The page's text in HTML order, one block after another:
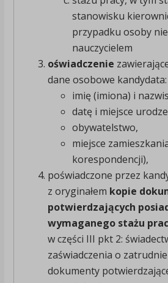
stanowisku
przypadku osoby
nauczycielem
oświadczenie
dane osobowe kandydata:
imię (imiona) i
datę i miejsce
obywatelstwo,
miejsce
korespondencji),
poświadczone przez
z oryginałem kopie
potwierdzających
wymaganego stażu
w części III pkt 2:
zaświadczenia o
dokumenty